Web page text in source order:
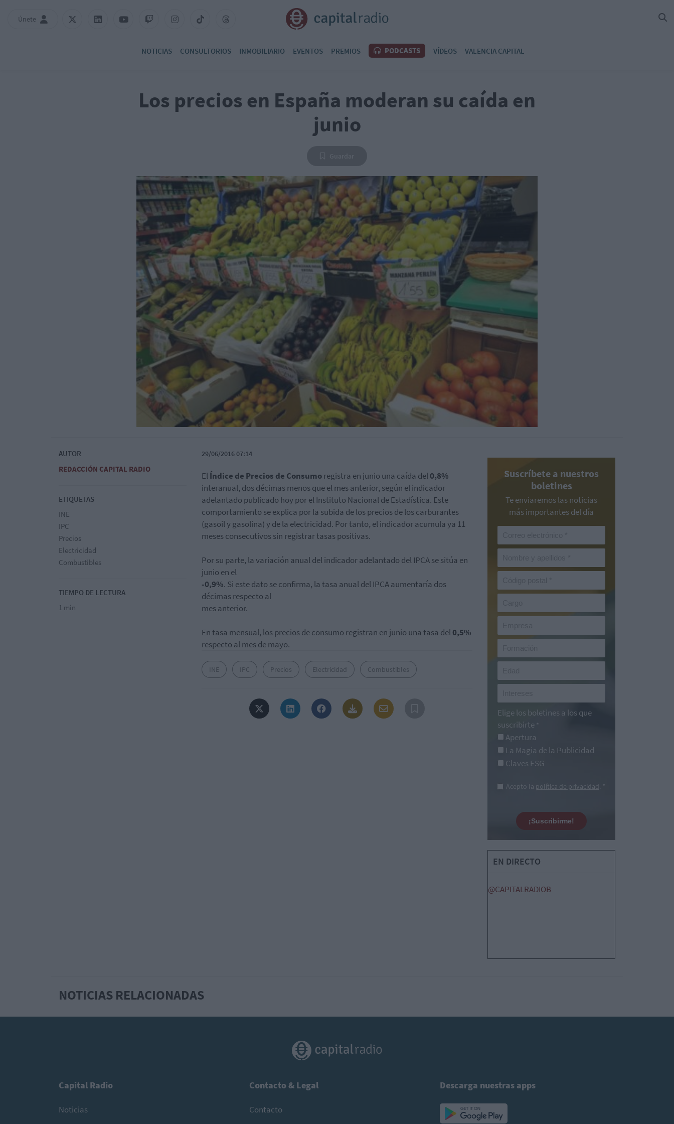
Únete
NOTICIAS CONSULTORIOS INMOBILIARIO EVENTOS PREMIOS PODCASTS VÍDEOS VALENCIA CAPITAL
Los precios en España moderan su caída en
junio
AUTOR
REDACCIÓN CAPITAL RADIO
ETIQUETAS
INE
IPC
Precios
Electricidad
Combustibles
TIEMPO DE LECTURA
1 min
29/06/2016 07:14
ElÍndice de Precios de Consumoregistra en junio una caída del0,8%
interanual, dos décimas menos que el mes anterior, según el indicador
adelantado publicado hoy por el Instituto Nacional de Estadística. Este
comportamiento se explica por la subida de los precios de los carburantes
(gasoil y gasolina) y de la electricidad. Por tanto, el indicador acumula ya 11
meses consecutivos sin registrar tasas positivas.
Por su parte, la variación anual del indicador adelantado del IPCA se sitúa en
junio en el
-0,9%. Si este dato se confirma, la tasa anual del IPCA aumentaría dos
décimas respecto al
mes anterior.
En tasa mensual, los precios de consumo registran en junio una tasa del0,5%
respecto al mes de mayo.
INE IPC Precios Electricidad Combustibles
Suscríbete a nuestros
boletines
Te enviaremos las noticias
más importantes del día
Elige los boletines a los que
suscribirte *
Apertura
La Magia de la Publicidad
Claves ESG
Acepto la política de privacidad. *
¡Suscribirme!
EN DIRECTO
@CAPITALRADIOB
NOTICIAS RELACIONADAS
Capital Radio
Noticias
Contacto & Legal
Contacto
Descarga nuestras apps